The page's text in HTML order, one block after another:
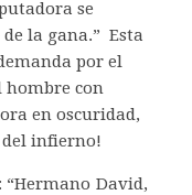
se
la gana.” Esta
por el
hombre con
en oscuridad,
del infierno!
“Hermano David,